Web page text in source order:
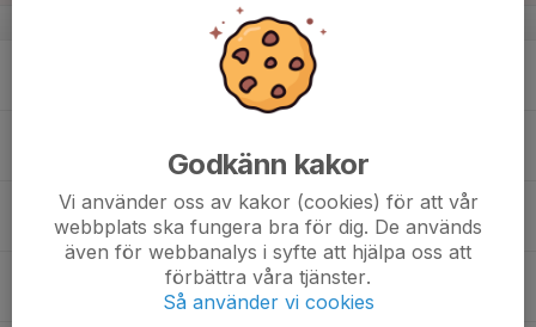
v.51
Godkänn kakor
Vi använder oss av kakor (cookies) för att vår
webbplats ska fungera bra för dig. De används
även för webbanalys i syfte att hjälpa oss att
förbättra våra tjänster.
Så använder vi cookies